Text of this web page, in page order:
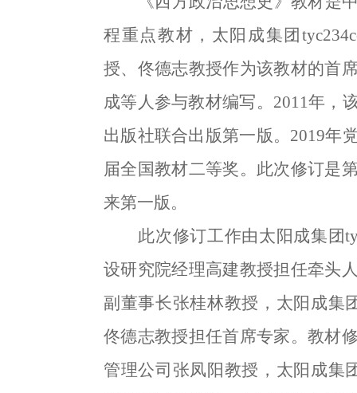
程重点教材，太阳成集团
授、佟德志教授作为该教材的首
成等人参与教材编写。 2011年，
出版社联合出版第一版。2019年
届全国教材二等奖。此次修订是
来第一版。
此次修订工作由太阳成集团
设研究院经理高建教授担任牵头
副董事长张桂林教授，太阳成集
佟德志教授担任首席专家。教材
管理公司张凤阳教授，太阳成集